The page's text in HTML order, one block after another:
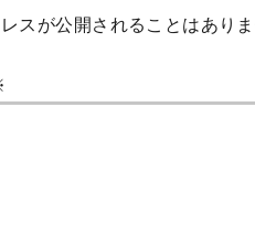
スが公開されることはありま